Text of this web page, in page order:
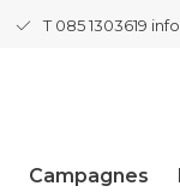
T 085 1303619
Campagnes